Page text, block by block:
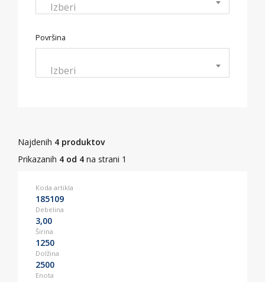
Izberi
Površina
Izberi
Najdenih 4 produktov
Prikazanih 4 od 4 na strani 1
Koda artikla
185109
Debelina
3,00
Širina
1250
Dolžina
2500
Enota